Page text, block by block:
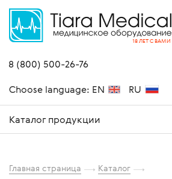
18 ЛЕТ С ВАМИ
8 (800) 500-26-76
Choose language: EN RU
Каталог продукции
Главная страница
Каталог